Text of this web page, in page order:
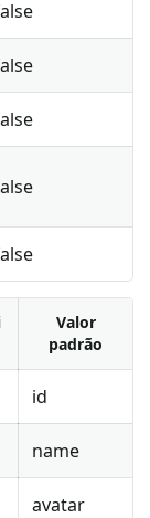
Valor
padrão
id
name
avatar